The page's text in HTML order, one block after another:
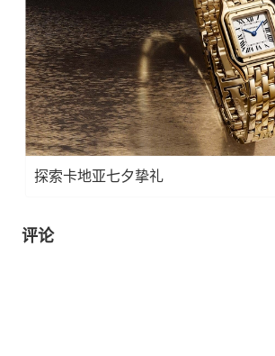
探索卡地亚七夕挚礼
评论